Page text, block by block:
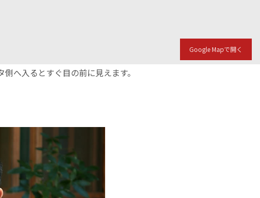
Google Mapで開く
へ入るとすぐ目の前に見えます。